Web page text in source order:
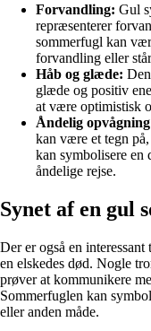
Forvandling: Gul
repræsenterer
sommerfugl kan
forvandling eller
Håb og glæde:
glæde og positiv
at være optimistisk
Åndelig
kan være et tegn
kan symbolisere en
åndelige rejse.
Synet af en gul
Der er også en
en elskedes død. Nogle
prøver at kommunikere
Sommerfuglen kan
eller anden måde.